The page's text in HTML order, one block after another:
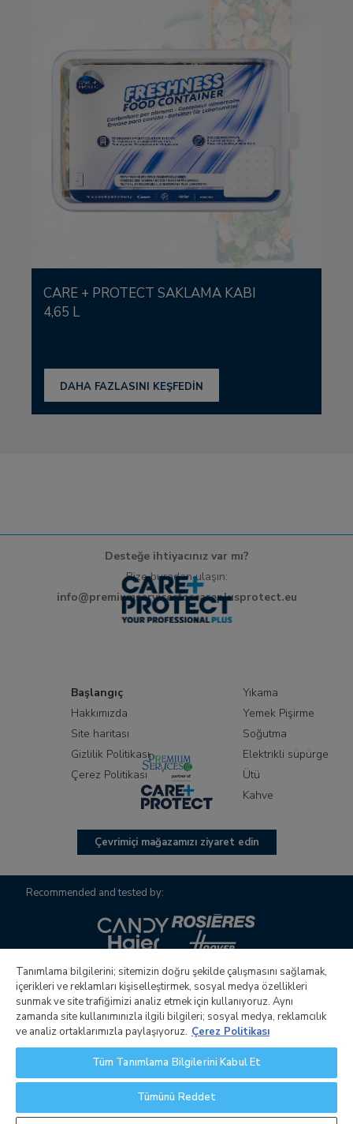
CARE + PROTECT SAKLAMA KABI
4,65 L
DAHA FAZLASINI KEŞFEDİN
Desteğe ihtiyacınız var mı?
Bize buradan ulaşın:
info@premiumservicesforcareplusprotect.eu
Başlangıç
Hakkımızda
Site haritası
Gizlilik Politikası
Çerez Politikası
Yıkama
Yemek Pişirme
Soğutma
Elektrikli süpürge
Ütü
Kahve
Çevrimiçi mağazamızı ziyaret edin
Recommended and tested by:
Candy S.p.A.nın yönetim ve koordinasyon faaliyetlerini
yürüten tek hissedarlı şirket Candy Hoover Group S.r.l. Şirket
merkezi: Via Comolli, 16 - 20861 Brugherio (MB) - İtalya.
Kurumsal sermayesi, tamamı ödenmiş 30.000.000,00 €.
İtalya’da vergi ve sicil numarası: Monza e Brianza Şirketler
Tanımlama bilgilerini; sitemizin doğru şekilde çalışmasını sağlamak,
içerikleri ve reklamları kişiselleştirmek, sosyal medya özellikleri
sunmak ve site trafiğimizi analiz etmek için kullanıyoruz. Aynı
zamanda site kullanımınızla ilgili bilgileri; sosyal medya, reklamcılık
ve analiz ortaklarımızla paylaşıyoruz. Çerez Politikası
Tüm Tanımlama Bilgilerini Kabul Et
Tümünü Reddet